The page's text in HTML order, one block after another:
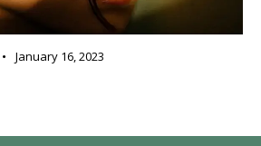
January 16, 2023